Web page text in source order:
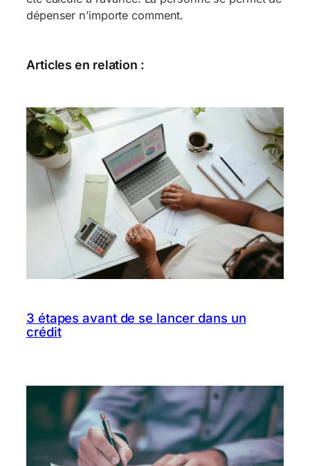
dépenser n’importe comment.
Articles en relation :
3 étapes avant de se lancer dans un
crédit